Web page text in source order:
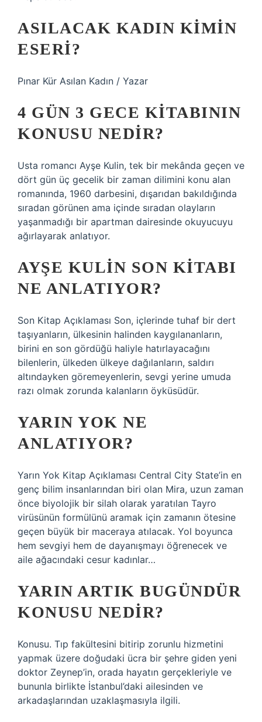
ASILACAK KADIN KIMIN
ESERI?
Pınar Kür Asılan Kadın / Yazar
4 GÜN 3 GECE KITABININ
KONUSU NEDIR?
Usta romancı Ayşe Kulin, tek bir mekânda geçen ve
dört gün üç gecelik bir zaman dilimini konu alan
romanında, 1960 darbesini, dışarıdan bakıldığında
sıradan görünen ama içinde sıradan olayların
yaşanmadığı bir apartman dairesinde okuyucuyu
ağırlayarak anlatıyor.
AYŞE KULIN SON KITABI
NE ANLATIYOR?
Son Kitap Açıklaması Son, içlerinde tuhaf bir dert
taşıyanların, ülkesinin halinden kaygılananların,
birini en son gördüğü haliyle hatırlayacağını
bilenlerin, ülkeden ülkeye dağılanların, saldırı
altındayken göremeyenlerin, sevgi yerine umuda
razı olmak zorunda kalanların öyküsüdür.
YARIN YOK NE
ANLATIYOR?
Yarın Yok Kitap Açıklaması Central City State’in en
genç bilim insanlarından biri olan Mira, uzun zaman
önce biyolojik bir silah olarak yaratılan Tayro
virüsünün formülünü aramak için zamanın ötesine
geçen büyük bir maceraya atılacak. Yol boyunca
hem sevgiyi hem de dayanışmayı öğrenecek ve
aile ağacındaki cesur kadınlar…
YARIN ARTIK BUGÜNDÜR
KONUSU NEDIR?
Konusu. Tıp fakültesini bitirip zorunlu hizmetini
yapmak üzere doğudaki ücra bir şehre giden yeni
doktor Zeynep’in, orada hayatın gerçekleriyle ve
bununla birlikte İstanbul’daki ailesinden ve
arkadaşlarından uzaklaşmasıyla ilgili.